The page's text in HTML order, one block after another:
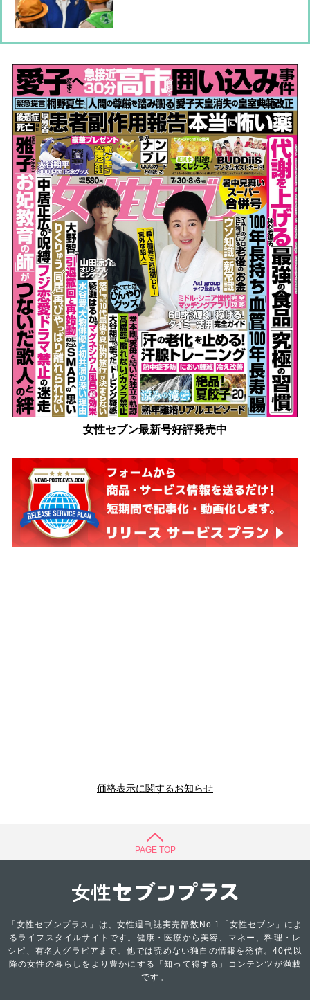
女性セブン最新号好評発売中
価格表示に関するお知らせ
PAGE TOP
「女性セブンプラス」は、女性週刊誌実売部数No.1「女性セブン」によ
るライフスタイルサイトです。健康・医療から美容、マネー、料理・レ
シピ、有名人グラビアまで、他では読めない独自の情報を発信。40代以
降の女性の暮らしをより豊かにする「知って得する」コンテンツが満載
です。